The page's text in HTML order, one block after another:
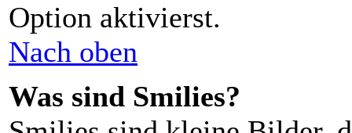
Option aktivierst.
Nach oben
Was sind Smilies?